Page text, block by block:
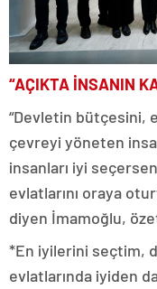
“AÇIKTA İNSANIN
“Devletin bütçesini,
çevreyi yöneten
insanları iyi
evlatlarını oraya
diyen İmamoğlu,
*En iyilerini seçtim,
evlatlarında iyiden